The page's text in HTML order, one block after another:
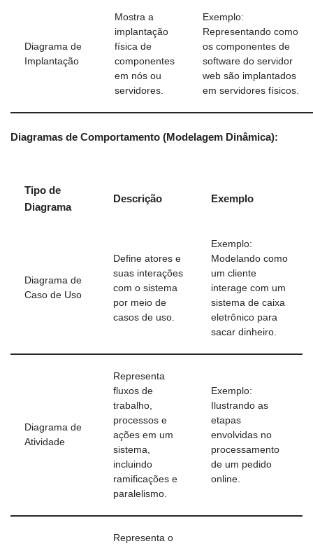
Diagrama de
Implantação
Mostra a
implantação
física de
componentes
em nós ou
servidores.
Exemplo:
Representando como
os componentes de
software do servidor
web são implantados
em servidores físicos.
Diagramas de Comportamento (Modelagem Dinâmica):
Tipo de
Diagrama
Descrição Exemplo
Diagrama de
Caso de Uso
Define atores e
suas interações
com o sistema
por meio de
casos de uso.
Exemplo:
Modelando como
um cliente
interage com um
sistema de caixa
eletrônico para
sacar dinheiro.
Diagrama de
Atividade
Representa
fluxos de
trabalho,
processos e
ações em um
sistema,
incluindo
ramificações e
paralelismo.
Exemplo:
Ilustrando as
etapas
envolvidas no
processamento
de um pedido
online.
Representa o